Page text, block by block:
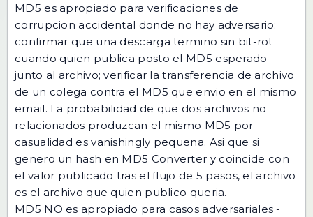
MD5 es apropiado para verificaciones de
corrupcion accidental donde no hay adversario:
confirmar que una descarga termino sin bit-rot
cuando quien publica posto el MD5 esperado
junto al archivo; verificar la transferencia de archivo
de un colega contra el MD5 que envio en el mismo
email. La probabilidad de que dos archivos no
relacionados produzcan el mismo MD5 por
casualidad es vanishingly pequena. Asi que si
genero un hash en MD5 Converter y coincide con
el valor publicado tras el flujo de 5 pasos, el archivo
es el archivo que quien publico queria.
MD5 NO es apropiado para casos adversariales -